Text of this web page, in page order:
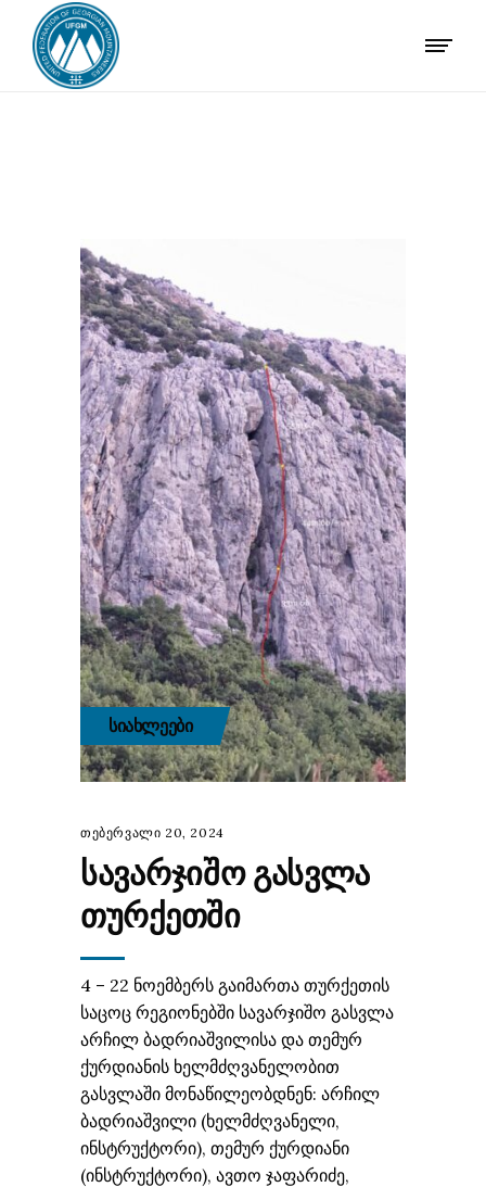
ᲡᲘᲐᲮᲚᲔᲔᲑᲘ
თებერვალი 20, 2024
ᲡᲐᲕᲐᲠᲯᲘᲨᲝ ᲒᲐᲡᲕᲚᲐ
ᲗᲣᲠᲥᲔᲗᲨᲘ
4 – 22 ნოემბერს გაიმართა თურქეთის
საცოც რეგიონებში სავარჯიშო გასვლა
არჩილ ბადრიაშვილისა და თემურ
ქურდიანის ხელმძღვანელობით
გასვლაში მონაწილეობდნენ: არჩილ
ბადრიაშვილი (ხელმძღვანელი,
ინსტრუქტორი), თემურ ქურდიანი
(ინსტრუქტორი), ავთო ჯაფარიძე,